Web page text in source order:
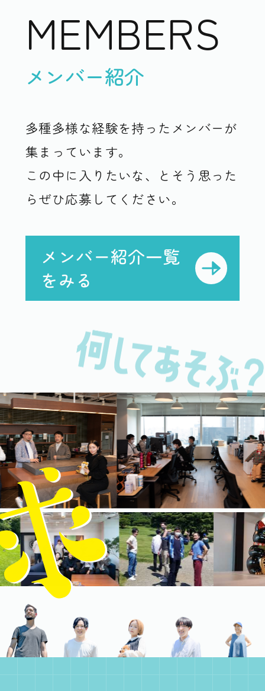
MEMBERS
メンバー紹介
多種多様な経験を持ったメンバーが
集まっています。
この中に入りたいな、とそう思った
らぜひ応募してください。
メンバー紹介一覧
をみる